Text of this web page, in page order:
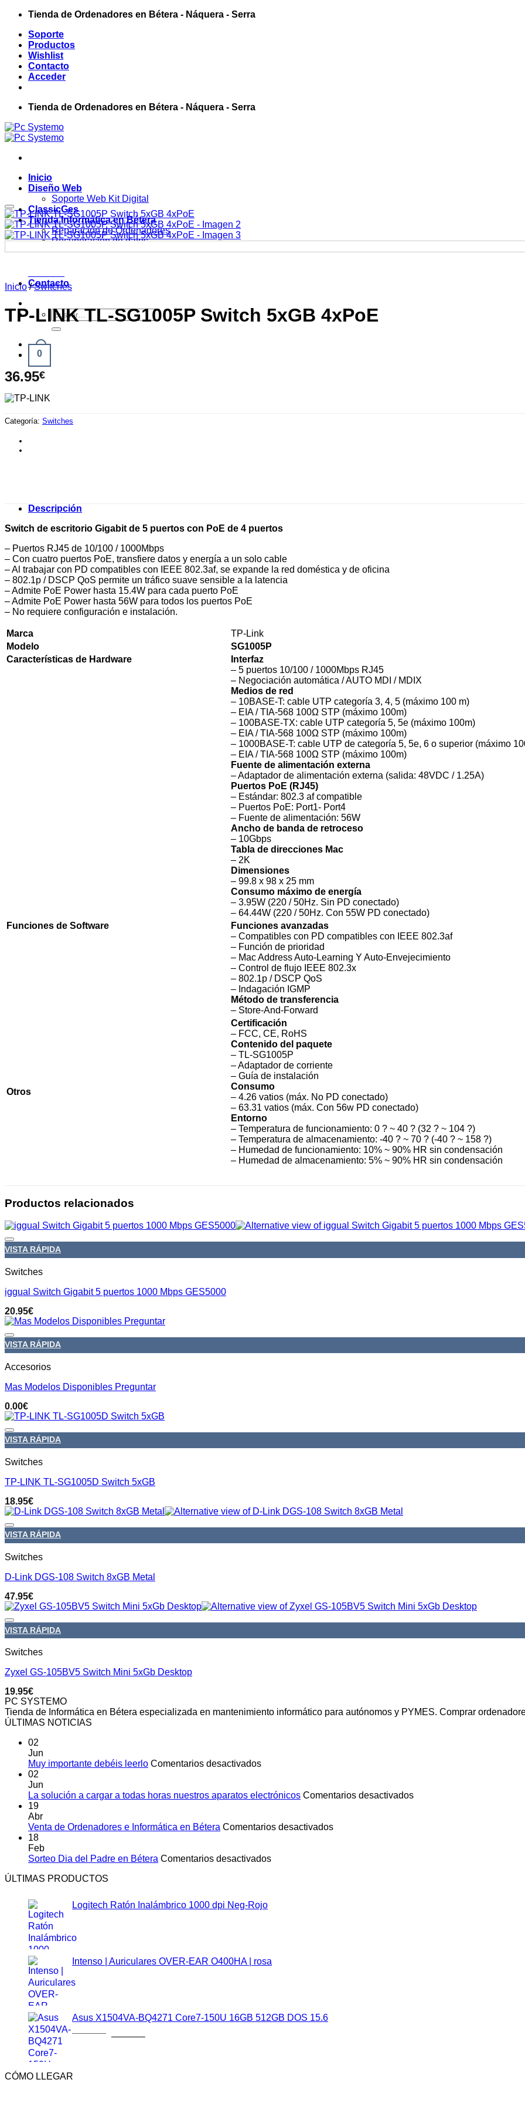
Tienda de Ordenadores en Bétera - Náquera - Serra
Soporte
Productos
Wishlist
Contacto
Acceder
Tienda de Ordenadores en Bétera - Náquera - Serra
Inicio
Diseño Web
Soporte Web Kit Digital
ClassicGes
Tienda Informática en Bétera
Reparación de Ordenadores
Recuperación de datos
Soporte
Contacto
0
Inicio / Switches
TP-LINK TL-SG1005P Switch 5xGB 4xPoE
36.95€
Categoría: Switches
Descripción
Switch de escritorio Gigabit de 5 puertos con PoE de 4 puertos
– Puertos RJ45 de 10/100 / 1000Mbps
– Con cuatro puertos PoE, transfiere datos y energía a un solo cable
– Al trabajar con PD compatibles con IEEE 802.3af, se expande la red doméstica y de oficina
– 802.1p / DSCP QoS permite un tráfico suave sensible a la latencia
– Admite PoE Power hasta 15.4W para cada puerto PoE
– Admite PoE Power hasta 56W para todos los puertos PoE
– No requiere configuración e instalación.
Marca
TP-Link
Modelo
SG1005P
Características de Hardware
Interfaz
– 5 puertos 10/100 / 1000Mbps RJ45
– Negociación automática / AUTO MDI / MDIX
Medios de red
– 10BASE-T: cable UTP categoría 3, 4, 5 (máximo 100 m)
– EIA / TIA-568 100Ω STP (máximo 100m)
– 100BASE-TX: cable UTP categoría 5, 5e (máximo 100m)
– EIA / TIA-568 100Ω STP (máximo 100m)
– 1000BASE-T: cable UTP de categoría 5, 5e, 6 o superior (máximo
– EIA / TIA-568 100Ω STP (máximo 100m)
Fuente de alimentación externa
– Adaptador de alimentación externa (salida: 48VDC / 1.25A)
Puertos PoE (RJ45)
– Estándar: 802.3 af compatible
– Puertos PoE: Port1- Port4
– Fuente de alimentación: 56W
Ancho de banda de retroceso
– 10Gbps
Tabla de direcciones Mac
– 2K
Dimensiones
– 99.8 x 98 x 25 mm
Consumo máximo de energía
– 3.95W (220 / 50Hz. Sin PD conectado)
– 64.44W (220 / 50Hz. Con 55W PD conectado)
Funciones de Software
Funciones avanzadas
– Compatibles con PD compatibles con IEEE 802.3af
– Función de prioridad
– Mac Address Auto-Learning Y Auto-Envejecimiento
– Control de flujo IEEE 802.3x
– 802.1p / DSCP QoS
– Indagación IGMP
Método de transferencia
– Store-And-Forward
Otros
Certificación
– FCC, CE, RoHS
Contenido del paquete
– TL-SG1005P
– Adaptador de corriente
– Guía de instalación
Consumo
– 4.26 vatios (máx. No PD conectado)
– 63.31 vatios (máx. Con 56w PD conectado)
Entorno
– Temperatura de funcionamiento: 0 ? ~ 40 ? (32 ? ~ 104 ?)
– Temperatura de almacenamiento: -40 ? ~ 70 ? (-40 ? ~ 158 ?)
– Humedad de funcionamiento: 10% ~ 90% HR sin condensación
– Humedad de almacenamiento: 5% ~ 90% HR sin condensación
Productos relacionados
VISTA RÁPIDA
Switches
iggual Switch Gigabit 5 puertos 1000 Mbps GES5000
20.95€
VISTA RÁPIDA
Accesorios
Mas Modelos Disponibles Preguntar
0.00€
VISTA RÁPIDA
Switches
TP-LINK TL-SG1005D Switch 5xGB
18.95€
VISTA RÁPIDA
Switches
D-Link DGS-108 Switch 8xGB Metal
47.95€
VISTA RÁPIDA
Switches
Zyxel GS-105BV5 Switch Mini 5xGb Desktop
19.95€
PC SYSTEMO
Tienda de Informática en Bétera especializada en mantenimiento informático para autónomos y PYMES. Comprar
ÚLTIMAS NOTICIAS
02
Jun
Muy importante debéis leerlo Comentarios desactivados
02
Jun
La solución a cargar a todas horas nuestros aparatos electrónicos Comentarios desactivados
19
Abr
Venta de Ordenadores e Informática en Bétera Comentarios desactivados
18
Feb
Sorteo Dia del Padre en Bétera Comentarios desactivados
ÚLTIMAS PRODUCTOS
Logitech Ratón Inalámbrico 1000 dpi Neg-Rojo
Intenso | Auriculares OVER-EAR O400HA | rosa
Asus X1504VA-BQ4271 Core7-150U 16GB 512GB DOS 15.6
899.95€
CÓMO LLEGAR